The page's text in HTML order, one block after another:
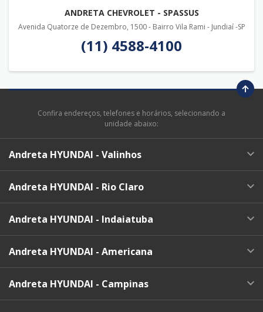
ANDRETA CHEVROLET - SPASSUS
Avenida Quatorze de Dezembro, 1500 - Bairro Vila Rami - Jundiaí -SP
(11) 4588-4100
Confira endereços, telefones e horários, selecionando a
unidade abaixo:
Andreta HYUNDAI - Valinhos
Andreta HYUNDAI - Rio Claro
Andreta HYUNDAI - Indaiatuba
Andreta HYUNDAI - Americana
Andreta HYUNDAI - Campinas